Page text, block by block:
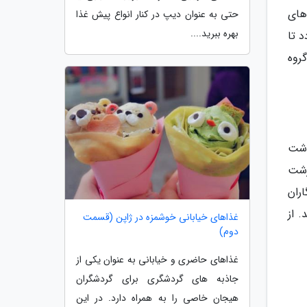
های
تا
از
حتی به عنوان دیپ در کنار انواع پیش غذا
بهره ببرید....
غذاهای خیابانی خوشمزه در ژاپن (قسمت
دوم)
غذاهای حاضری و خیابانی به عنوان یکی از
جاذبه های گردشگری برای گردشگران
هیجان خاصی را به همراه دارد. در این